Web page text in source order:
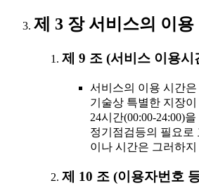
제 3 장 서비스의 이용
제 9 조 (서비스 이용시
서비스의 이용 시간
기술상 특별한 지장
24시간(00:00-24:00)
정기점검등의 필요로
이나 시간은 그러하
제 10 조 (이용자번호